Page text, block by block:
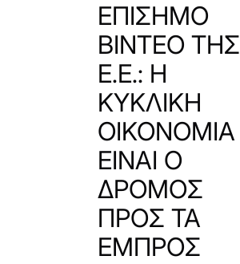
ΕΠΙΣΗΜΟ
ΒΙΝΤΕΟ ΤΗΣ
Ε.Ε.: Η
ΚΥΚΛΙΚΗ
ΟΙΚΟΝΟΜΙΑ
ΕΙΝΑΙ Ο
ΔΡΟΜΟΣ
ΠΡΟΣ ΤΑ
ΕΜΠΡΟΣ